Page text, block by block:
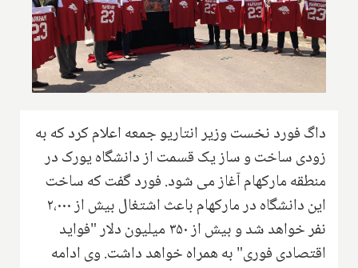
داگ فورد نخست وزیر انتاریو جمعه اعلام کرد که به
زودی ساخت و ساز یک قسمت از دانشگاه یورک در
منطقه مارکهام آغاز می شود. فورد گفت كه ساخت
این دانشگاه در ماركهام باعث اشتغال بیش از ۲،۰۰۰
نفر خواهد شد و بیش از ۳۵۰ میلیون دلار "فواید
اقتصادی فوری" به همراه خواهد داشت. وی ادامه